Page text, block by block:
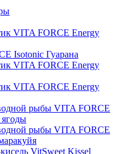
VITA FORCE Energy
Isotonic Гуарана
VITA FORCE Energy
VITA FORCE Energy
рыбы VITA FORCE
рыбы VITA FORCE
VitSweet Kissel